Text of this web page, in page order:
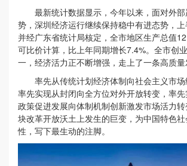
最新统计数据显示，今年以来，面对外
势，深圳经济运行继续保持稳中有进态势，
并经广东省统计局核定，全市地区生产总值
可比价计算，比上年同期增长7.4%。全市创
一，经济活力正不断增强，走上了一条高质量
率先从传统计划经济体制向社会主义市场
率先实现从封闭向全方位对外开放转变，率
政策促进发展向体制机制创新激发市场活力
块改革开放沃土上发生的巨变，为中国特色
性，写下最生动的注脚。